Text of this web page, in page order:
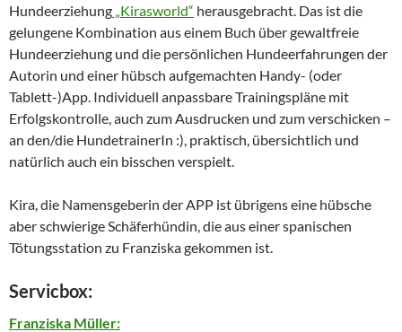
Hundeerziehung „Kirasworld“ herausgebracht. Das ist die
gelungene Kombination aus einem Buch über gewaltfreie
Hundeerziehung und die persönlichen Hundeerfahrungen der
Autorin und einer hübsch aufgemachten Handy- (oder
Tablett-)App. Individuell anpassbare Trainingspläne mit
Erfolgskontrolle, auch zum Ausdrucken und zum verschicken –
an den/die HundetrainerIn :), praktisch, übersichtlich und
natürlich auch ein bisschen verspielt.
Kira, die Namensgeberin der APP ist übrigens eine hübsche
aber schwierige Schäferhündin, die aus einer spanischen
Tötungsstation zu Franziska gekommen ist.
Servicbox:
Franziska Müller: